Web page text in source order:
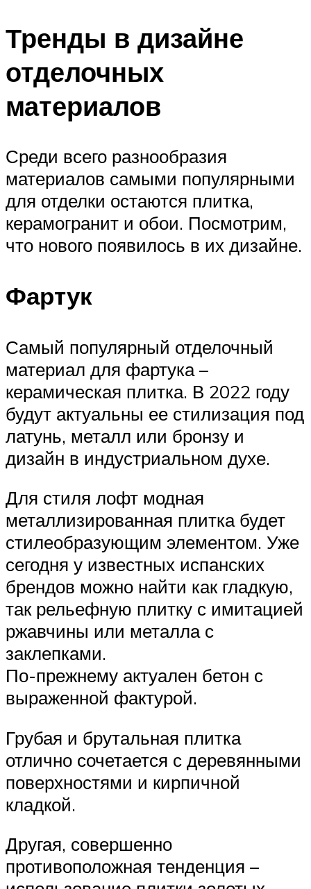
Тренды в дизайне
отделочных
материалов
Среди всего разнообразия
материалов самыми популярными
для отделки остаются плитка,
керамогранит и обои. Посмотрим,
что нового появилось в их дизайне.
Фартук
Самый популярный отделочный
материал для фартука –
керамическая плитка. В 2022 году
будут актуальны ее стилизация под
латунь, металл или бронзу и
дизайн в индустриальном духе.
Для стиля лофт модная
металлизированная плитка будет
стилеобразующим элементом. Уже
сегодня у известных испанских
брендов можно найти как гладкую,
так рельефную плитку с имитацией
ржавчины или металла с
заклепками.
По-прежнему актуален бетон с
выраженной фактурой.
Грубая и брутальная плитка
отлично сочетается с деревянными
поверхностями и кирпичной
кладкой.
Другая, совершенно
противоположная тенденция –